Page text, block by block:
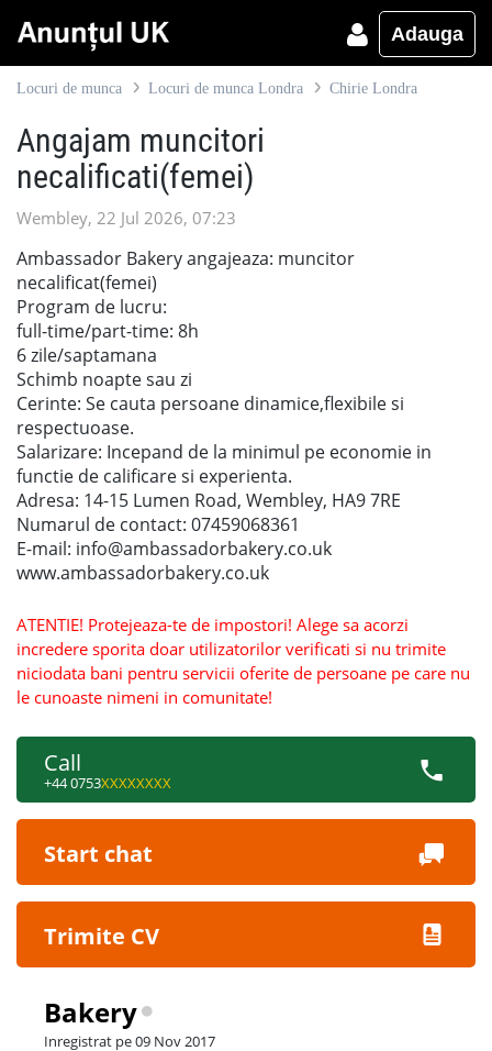
Adauga
Locuri de munca Locuri de munca Londra Chirie Londra
Angajam muncitori
necalificati(femei)
Wembley, 22 Jul 2026, 07:23
Ambassador Bakery angajeaza: muncitor
necalificat(femei)
Program de lucru:
full-time/part-time: 8h
6 zile/saptamana
Schimb noapte sau zi
Cerinte: Se cauta persoane dinamice,flexibile si
respectuoase.
Salarizare: Incepand de la minimul pe economie in
functie de calificare si experienta.
Adresa: 14-15 Lumen Road, Wembley, HA9 7RE
Numarul de contact: 07459068361
E-mail: info@ambassadorbakery.co.uk
www.ambassadorbakery.co.uk
ATENTIE! Protejeaza-te de impostori! Alege sa acorzi
incredere sporita doar utilizatorilor verificati si nu trimite
niciodata bani pentru servicii oferite de persoane pe care nu
le cunoaste nimeni in comunitate!
Call
+44 0753XXXXXXXX
Start chat
Trimite CV
Bakery
Inregistrat pe 09 Nov 2017